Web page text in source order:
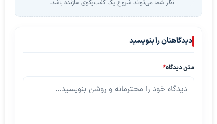
نظر شما می‌تواند شروع یک گفت‌وگوی سازنده باشد.
دیدگاهتان را بنویسید
متن دیدگاه*